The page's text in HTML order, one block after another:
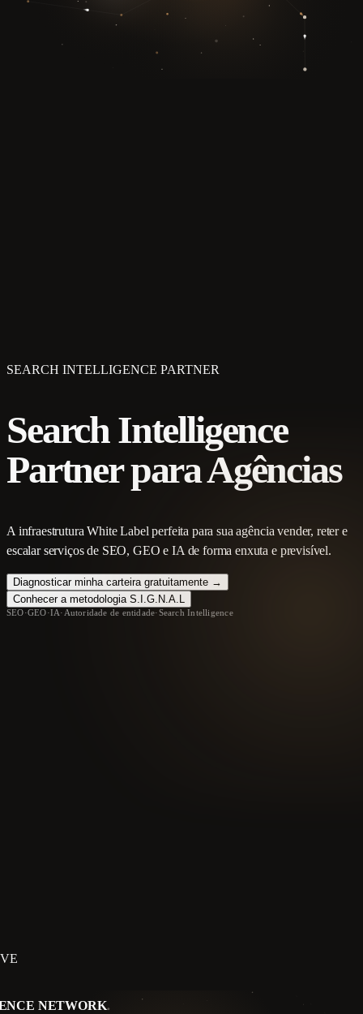
SEARCH INTELLIGENCE PARTNER
Search Intelligence
Partner para Agências
A infraestrutura White Label perfeita para sua agência vender, reter e
escalar serviços de SEO, GEO e IA de forma enxuta e previsível.
Diagnosticar minha carteira gratuitamente →
Conhecer a metodologia S.I.G.N.A.L
SEO·GEO·IA· Autoridade de entidade·Search Intelligence
NETWORK